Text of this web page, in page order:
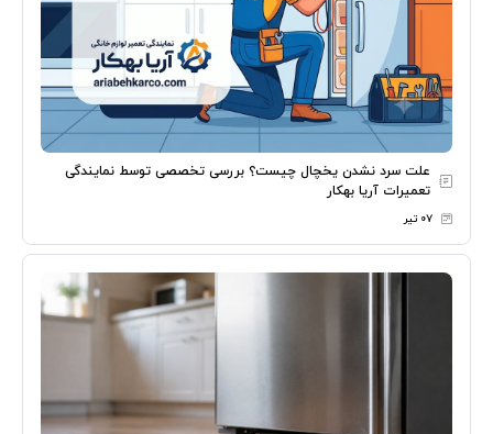
علت سرد نشدن یخچال چیست؟ بررسی تخصصی توسط نمایندگی
تعمیرات آریا بهکار
۰۷ تیر